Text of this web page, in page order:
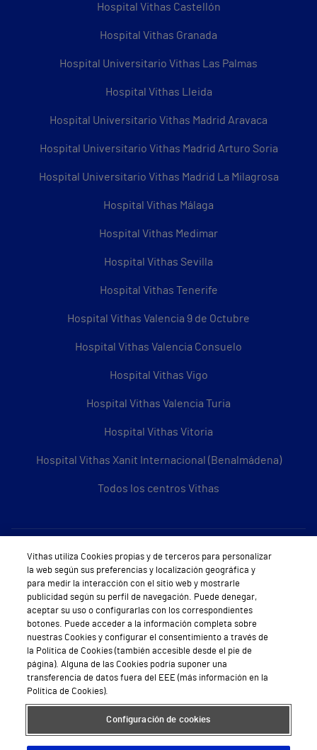
Hospital Vithas Castellón
Hospital Vithas Granada
Hospital Universitario Vithas Las Palmas
Hospital Vithas Lleida
Hospital Universitario Vithas Madrid Aravaca
Hospital Universitario Vithas Madrid Arturo Soria
Hospital Universitario Vithas Madrid La Milagrosa
Hospital Vithas Málaga
Hospital Vithas Medimar
Hospital Vithas Sevilla
Hospital Vithas Tenerife
Hospital Vithas Valencia 9 de Octubre
Hospital Vithas Valencia Consuelo
Hospital Vithas Vigo
Hospital Vithas Valencia Turia
Hospital Vithas Vitoria
Hospital Vithas Xanit Internacional (Benalmádena)
Todos los centros Vithas
Sobre Vithas
Quiénes somos
Trabajar en Vithas
Teléfono Cita Médica
Teléfono Atención al Cliente
Política de seguridad y salud en el trabajo
Conoce a Supervita
Vithas utiliza Cookies propias y de terceros para personalizar
la web según sus preferencias y localización geográfica y
para medir la interacción con el sitio web y mostrarle
publicidad según su perfil de navegación. Puede denegar,
aceptar su uso o configurarlas con los correspondientes
botones. Puede acceder a la información completa sobre
nuestras Cookies y configurar el consentimiento a través de
la Política de Cookies (también accesible desde el pie de
página). Alguna de las Cookies podría suponer una
transferencia de datos fuera del EEE (más información en la
Política de Cookies).
Configuración de cookies